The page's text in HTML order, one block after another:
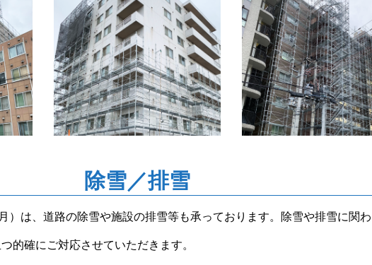
除雪／排雪
）は、道路の除雪や施設の排雪等も承っております。除雪や排雪に関
的確にご対応させていただきます。